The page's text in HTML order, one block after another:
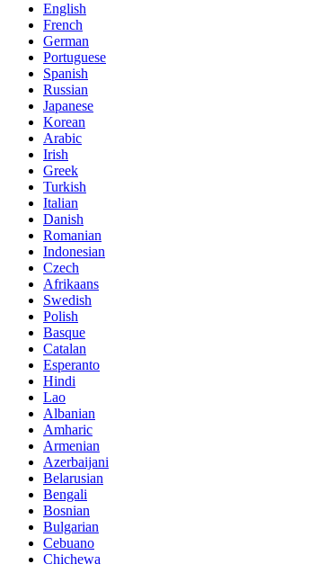
English
French
German
Portuguese
Spanish
Russian
Japanese
Korean
Arabic
Irish
Greek
Turkish
Italian
Danish
Romanian
Indonesian
Czech
Afrikaans
Swedish
Polish
Basque
Catalan
Esperanto
Hindi
Lao
Albanian
Amharic
Armenian
Azerbaijani
Belarusian
Bengali
Bosnian
Bulgarian
Cebuano
Chichewa